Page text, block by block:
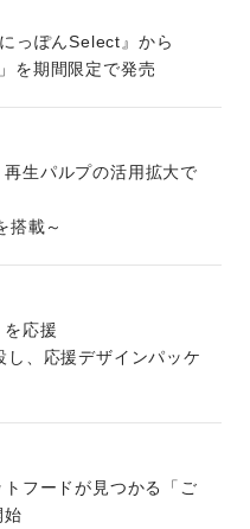
っぽんSelect』から
を期間限定で発売
生パルプの活用拡大で
搭載～
応援
し、応援デザインパッケ
フードが見つかる「ご
始